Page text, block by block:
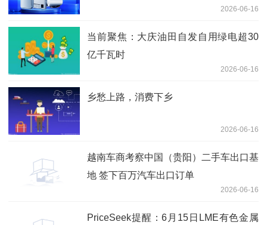
2026-06-16
当前聚焦：大庆油田自发自用绿电超30
亿千瓦时
2026-06-16
乡愁上路，消费下乡
2026-06-16
越南车商考察中国（贵阳）二手车出口基
地 签下百万汽车出口订单
2026-06-16
PriceSeek提醒：6月15日LME有色金属